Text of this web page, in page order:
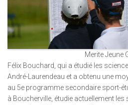
Merite Jeune
Félix Bouchard, qui a étudié les
André-Laurendeau et a obtenu une
au 5e programme secondaire sport-
à Boucherville, étudie actuellement